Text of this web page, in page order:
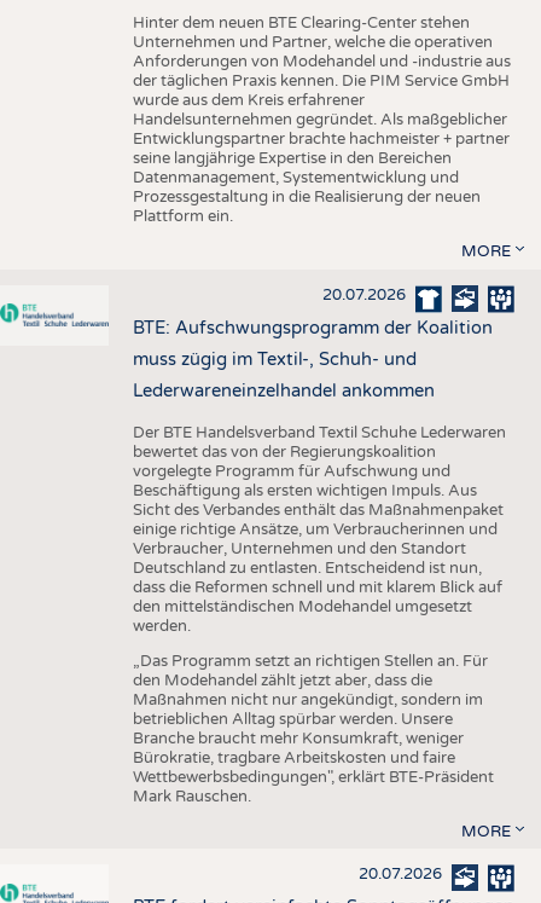
Hinter dem neuen BTE Clearing-Center stehen
Unternehmen und Partner, welche die operativen
Anforderungen von Modehandel und -industrie aus
der täglichen Praxis kennen. Die PIM Service GmbH
wurde aus dem Kreis erfahrener
Handelsunternehmen gegründet. Als maßgeblicher
Entwicklungspartner brachte hachmeister + partner
seine langjährige Expertise in den Bereichen
Datenmanagement, Systementwicklung und
Prozessgestaltung in die Realisierung der neuen
Plattform ein.
MORE
20.07.2026
BTE: Aufschwungsprogramm der Koalition
muss zügig im Textil-, Schuh- und
Lederwareneinzelhandel ankommen
Der BTE Handelsverband Textil Schuhe Lederwaren
bewertet das von der Regierungskoalition
vorgelegte Programm für Aufschwung und
Beschäftigung als ersten wichtigen Impuls. Aus
Sicht des Verbandes enthält das Maßnahmenpaket
einige richtige Ansätze, um Verbraucherinnen und
Verbraucher, Unternehmen und den Standort
Deutschland zu entlasten. Entscheidend ist nun,
dass die Reformen schnell und mit klarem Blick auf
den mittelständischen Modehandel umgesetzt
werden.
„Das Programm setzt an richtigen Stellen an. Für
den Modehandel zählt jetzt aber, dass die
Maßnahmen nicht nur angekündigt, sondern im
betrieblichen Alltag spürbar werden. Unsere
Branche braucht mehr Konsumkraft, weniger
Bürokratie, tragbare Arbeitskosten und faire
Wettbewerbsbedingungen", erklärt BTE-Präsident
Mark Rauschen.
MORE
20.07.2026